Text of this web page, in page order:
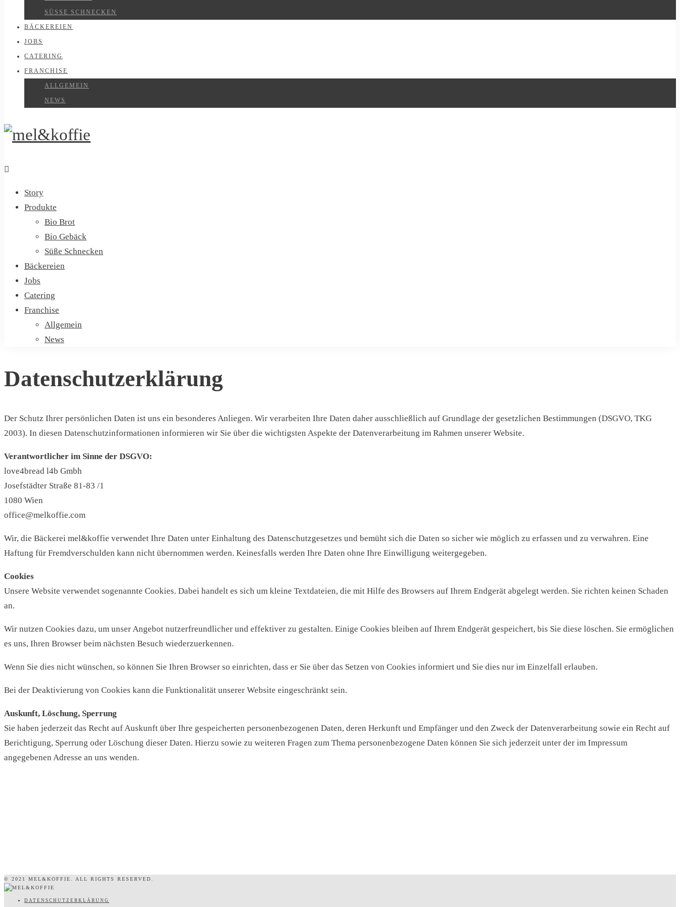
SÜSSE SCHNECKEN
BÄCKEREIEN
JOBS
CATERING
FRANCHISE
ALLGEMEIN
NEWS
Story
Produkte
Bio Brot
Bio Gebäck
Süße Schnecken
Bäckereien
Jobs
Catering
Franchise
Allgemein
News
Datenschutzerklärung
Der Schutz Ihrer persönlichen Daten ist uns ein besonderes Anliegen. Wir verarbeiten Ihre Daten daher ausschließlich auf Grundlage der gesetzlichen Bestimmungen (DSGVO, TKG
2003). In diesen Datenschutzinformationen informieren wir Sie über die wichtigsten Aspekte der Datenverarbeitung im Rahmen unserer Website.
Verantwortlicher im Sinne der DSGVO:
love4bread l4b Gmbh
Josefstädter Straße 81-83 /1
1080 Wien
office@melkoffie.com
Wir, die Bäckerei mel&koffie verwendet Ihre Daten unter Einhaltung des Datenschutzgesetzes und bemüht sich die Daten so sicher wie möglich zu erfassen und zu verwahren. Eine
Haftung für Fremdverschulden kann nicht übernommen werden. Keinesfalls werden Ihre Daten ohne Ihre Einwilligung weitergegeben.
Cookies
Unsere Website verwendet sogenannte Cookies. Dabei handelt es sich um kleine Textdateien, die mit Hilfe des Browsers auf Ihrem Endgerät abgelegt werden. Sie richten keinen Schaden
an.
Wir nutzen Cookies dazu, um unser Angebot nutzerfreundlicher und effektiver zu gestalten. Einige Cookies bleiben auf Ihrem Endgerät gespeichert, bis Sie diese löschen. Sie ermöglichen
es uns, Ihren Browser beim nächsten Besuch wiederzuerkennen.
Wenn Sie dies nicht wünschen, so können Sie Ihren Browser so einrichten, dass er Sie über das Setzen von Cookies informiert und Sie dies nur im Einzelfall erlauben.
Bei der Deaktivierung von Cookies kann die Funktionalität unserer Website eingeschränkt sein.
Auskunft, Löschung, Sperrung
Sie haben jederzeit das Recht auf Auskunft über Ihre gespeicherten personenbezogenen Daten, deren Herkunft und Empfänger und den Zweck der Datenverarbeitung sowie ein Recht auf
Berichtigung, Sperrung oder Löschung dieser Daten. Hierzu sowie zu weiteren Fragen zum Thema personenbezogene Daten können Sie sich jederzeit unter der im Impressum
angegebenen Adresse an uns wenden.
© 2021 MEL&KOFFIE. ALL RIGHTS RESERVED.
DATENSCHUTZERKLÄRUNG